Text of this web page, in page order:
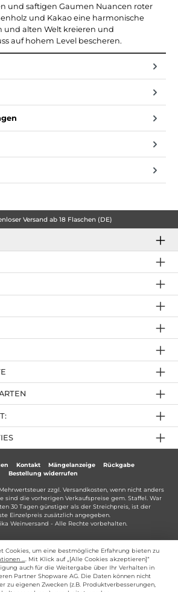
und saftigen Gaumen Nuancen roter
und Kakao eine harmonische
und alten Welt kreieren und
auf hohem Level bescheren.
Versand ab 18 Flaschen (DE)
Kontakt Mängelanzeige
Rückgabe
Bestellung widerrufen
zzgl. Versandkosten, wenn nicht anders
sind die vorherigen Verkaufspreise gem. Staffel. War
30 Tagen günstiger als der Streichpreis, ist der
Einzelpreis zusätzlich angegeben.
Weinversand - Alle Rechte vorbehalten.
Cookies, um eine bestmögliche Erfahrung bieten zu
...
. Mit Klick auf „[Alle Cookies akzeptieren]“
auch für die Weitergabe über Ihr Verhalten in
Partner Shopware AG. Die Daten können nicht
zu eigenen Zwecken (z.B. Produktverbesserungen,